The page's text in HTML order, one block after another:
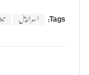
Tags: اسرائیل